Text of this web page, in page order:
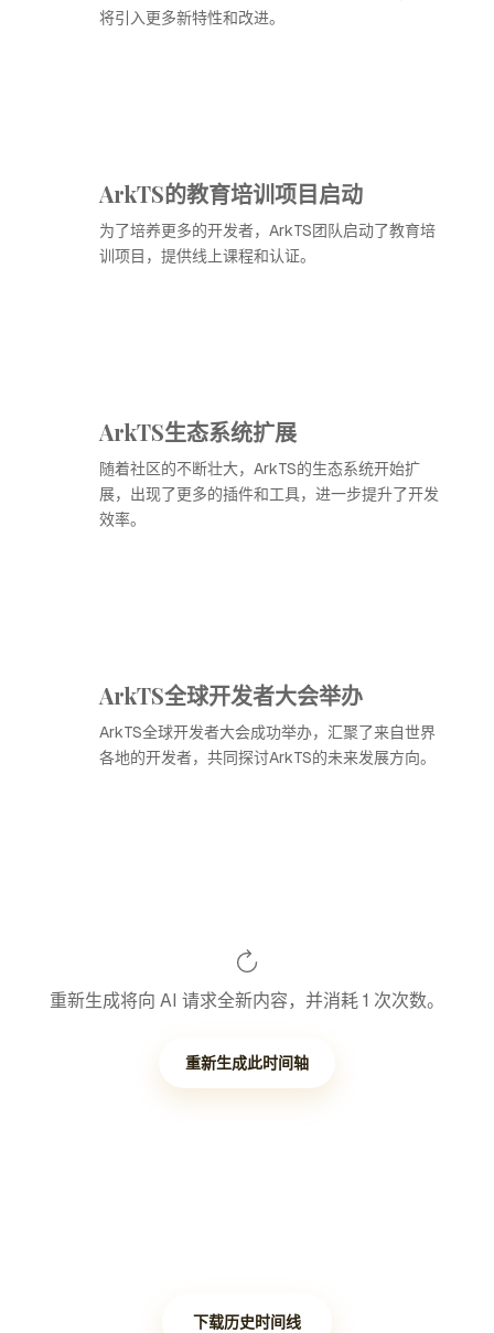
将引入更多新特性和改进。
ArkTS的教育培训项目启动
为了培养更多的开发者，ArkTS团队启动了教育培
训项目，提供线上课程和认证。
ArkTS生态系统扩展
随着社区的不断壮大，ArkTS的生态系统开始扩
展，出现了更多的插件和工具，进一步提升了开发
效率。
ArkTS全球开发者大会举办
ArkTS全球开发者大会成功举办，汇聚了来自世界
各地的开发者，共同探讨ArkTS的未来发展方向。
重新生成将向 AI 请求全新内容，并消耗 1 次次数。
重新生成此时间轴
下载历史时间线